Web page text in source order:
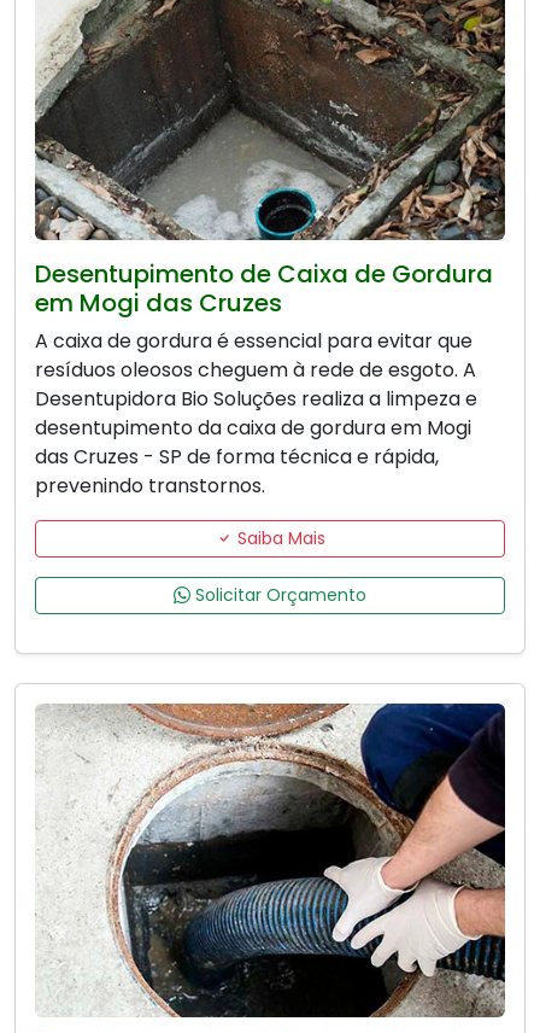
Desentupimento de Caixa de Gordura
em Mogi das Cruzes
A caixa de gordura é essencial para evitar que
resíduos oleosos cheguem à rede de esgoto. A
Desentupidora Bio Soluções realiza a limpeza e
desentupimento da caixa de gordura em Mogi
das Cruzes - SP de forma técnica e rápida,
prevenindo transtornos.
Saiba Mais
Solicitar Orçamento